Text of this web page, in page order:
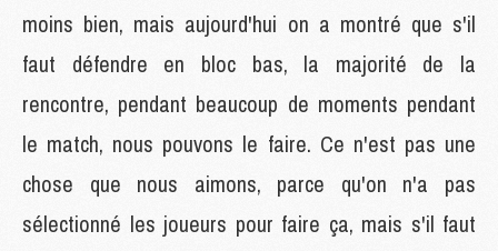
moins bien, mais aujourd'hui on a montré que s'il
faut défendre en bloc bas, la majorité de la
rencontre, pendant beaucoup de moments pendant
le match, nous pouvons le faire. Ce n'est pas une
chose que nous aimons, parce qu'on n'a pas
sélectionné les joueurs pour faire ça, mais s'il faut